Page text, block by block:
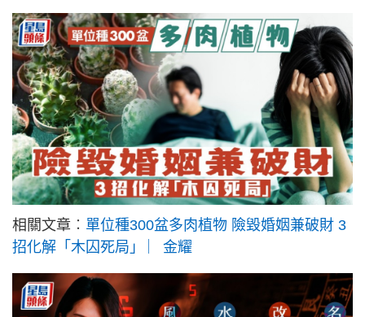
相關文章︰ 單位種300盆多肉植物 險毀婚姻兼破財 3
招化解「木囚死局」 ︳金耀